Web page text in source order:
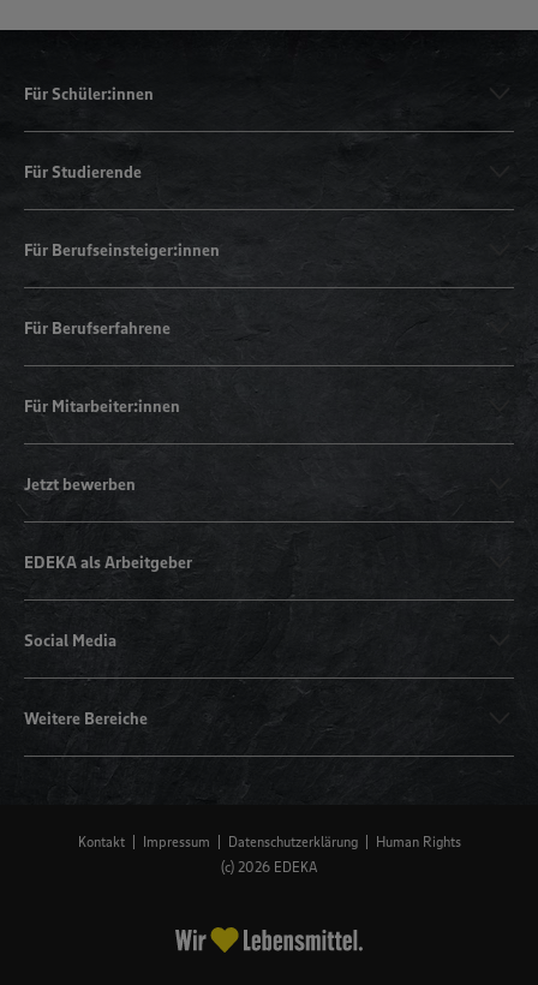
Für Schüler:innen
Für Studierende
Für Berufseinsteiger:innen
Für Berufserfahrene
Für Mitarbeiter:innen
Jetzt bewerben
EDEKA als Arbeitgeber
Social Media
Weitere Bereiche
Kontakt Impressum Datenschutzerklärung
Human Rights
(c) 2026 EDEKA